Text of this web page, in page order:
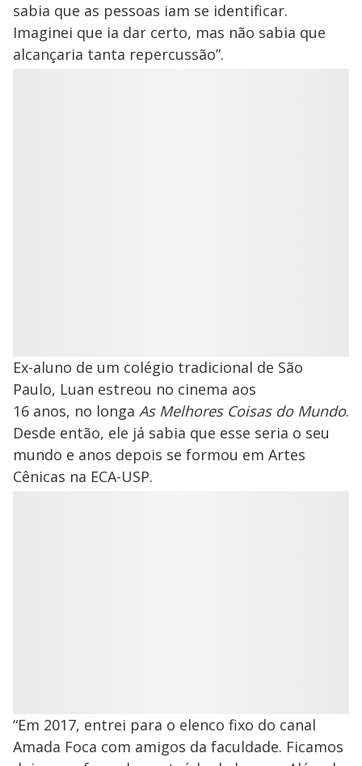
sabia que as pessoas iam se identificar.
Imaginei que ia dar certo, mas não sabia que
alcançaria tanta repercussão”.
Ex-aluno de um colégio tradicional de São
Paulo, Luan estreou no cinema aos
16 anos, no longa As Melhores Coisas do Mundo.
Desde então, ele já sabia que esse seria o seu
mundo e anos depois se formou em Artes
Cênicas na ECA-USP.
“Em 2017, entrei para o elenco fixo do canal
Amada Foca com amigos da faculdade. Ficamos